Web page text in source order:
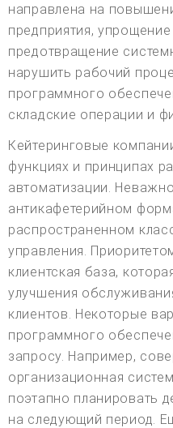
направлена на
предприятия,
предотвращение
нарушить рабочий
программного
складские операции и
Кейтеринговые
функциях и принципах
автоматизации.
антикафетерийном
распространенном
управления.
клиентская база,
улучшения
клиентов. Некоторые
программного
запросу. Например,
организационная
поэтапно планировать
на следующий период.